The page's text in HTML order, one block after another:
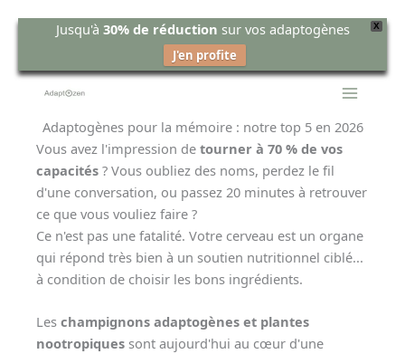
X
Jusqu'à 30% de réduction sur vos adaptogènes
J'en profite
Aller
contenu
Adaptogènes pour la mémoire : notre top 5 en 2026
Vous avez l'impression de tourner à 70 % de vos
capacités ? Vous oubliez des noms, perdez le fil
d'une conversation, ou passez 20 minutes à retrouver
ce que vous vouliez faire ?
Ce n'est pas une fatalité. Votre cerveau est un organe
qui répond très bien à un soutien nutritionnel ciblé...
à condition de choisir les bons ingrédients.
Les champignons adaptogènes et plantes
nootropiques sont aujourd'hui au cœur d'une